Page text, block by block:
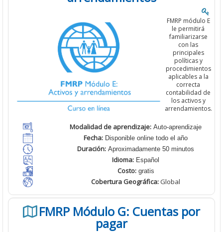
FMRP módulo E
le permitirá
familiarizarse
con las
principales
políticas y
procedimientos
aplicables a la
correcta
contabilidad de
los activos y
arrendamientos.
Modalidad de aprendizaje: Auto-aprendizaje
Fecha: Disponible online todo el año
Duración: Aproximadamente 50 minutos
Idioma: Español
Costo:gratis
Cobertura Geográfica:Global
FMRP Módulo G: Cuentas por
pagar